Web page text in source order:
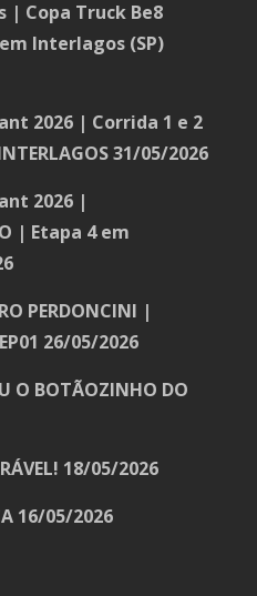
| Copa Truck Be8
Interlagos (SP)
2026 | Corrida 1 e 2
31/05/2026
2026 |
| Etapa 4 em
PERDONCINI |
26/05/2026
O BOTÃOZINHO DO
18/05/2026
16/05/2026